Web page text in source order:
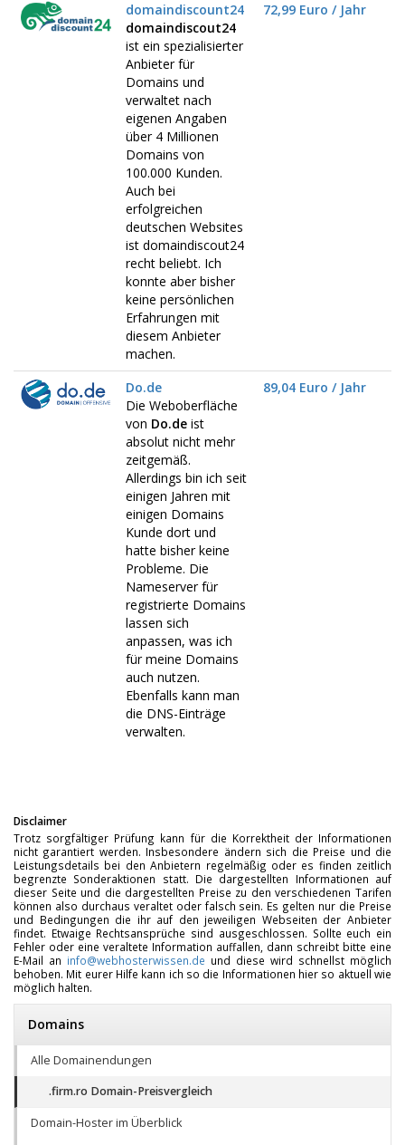
domaindiscount24
domaindiscout24
ist ein spezialisierter
Anbieter für
Domains und
verwaltet nach
eigenen Angaben
über 4 Millionen
Domains von
100.000 Kunden.
Auch bei
erfolgreichen
deutschen Websites
ist domaindiscout24
recht beliebt. Ich
konnte aber bisher
keine persönlichen
Erfahrungen mit
diesem Anbieter
machen.
72,99 Euro / Jahr
Do.de
Die Weboberfläche
von Do.de ist
absolut nicht mehr
zeitgemäß.
Allerdings bin ich seit
einigen Jahren mit
einigen Domains
Kunde dort und
hatte bisher keine
Probleme. Die
Nameserver für
registrierte Domains
lassen sich
anpassen, was ich
für meine Domains
auch nutzen.
Ebenfalls kann man
die DNS-Einträge
verwalten.
89,04 Euro / Jahr
Disclaimer
Trotz sorgfältiger Prüfung kann für die Korrektheit der Informationen
nicht garantiert werden. Insbesondere ändern sich die Preise und die
Leistungsdetails bei den Anbietern regelmäßig oder es finden zeitlich
begrenzte Sonderaktionen statt. Die dargestellten Informationen auf
dieser Seite und die dargestellten Preise zu den verschiedenen Tarifen
können also durchaus veraltet oder falsch sein. Es gelten nur die Preise
und Bedingungen die ihr auf den jeweiligen Webseiten der Anbieter
findet. Etwaige Rechtsansprüche sind ausgeschlossen. Sollte euch ein
Fehler oder eine veraltete Information auffallen, dann schreibt bitte eine
E-Mail an info@webhosterwissen.de und diese wird schnellst möglich
behoben. Mit eurer Hilfe kann ich so die Informationen hier so aktuell wie
möglich halten.
Domains
Alle Domainendungen
.firm.ro Domain-Preisvergleich
Domain-Hoster im Überblick